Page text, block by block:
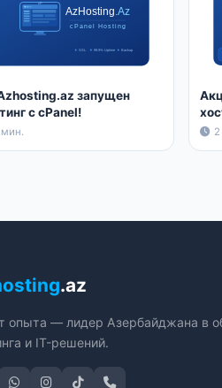
запущен
с cPanel!
мин.
.az
опыта — лидер Азербайджана в
и IT-решений.